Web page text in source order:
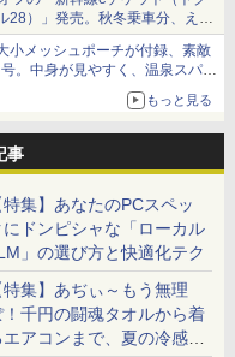
28）」発売。秋冬乗車分、えき
小メッシュポーチが付録、素敵
。中身が見やすく、温泉スパに
もっと見る
事
特集】あなたのPCスペッ
にドンピシャな「ローカル
」の選び方と快適化テク
特集】あぢぃ～もう無理
！千円の闘魂タオルから着
エアコンまで、夏の冷感グ